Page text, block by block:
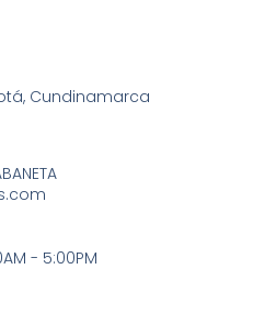
Cundinamarca
- 5:00PM